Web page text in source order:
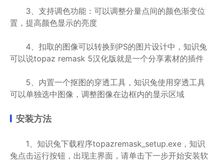
3、支持调色功能：可以调整分量点间的颜色渐变位
置，提高颜色显示的亮度
4、扣取的图像可以转换到PS的图片设计中，知识兔
可以说topaz remask 5汉化版就是一个分享素材的插件
5、内置一个抠图的穿透工具，知识兔使用穿透工具
可以单独选中图像，调整图像在边框内的显示区域
安装方法
1、知识兔下载程序topazremask_setup.exe，知识
兔点击运行按钮，出现主界面，请单击下一步开始安装软